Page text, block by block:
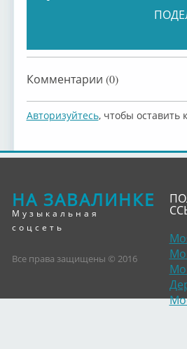
Комментарии (0)
Авторизуйтесь, чтобы оставить
НА ЗАВАЛИНКЕ
Музыкальная
соцсеть
Все права защищены © 2016